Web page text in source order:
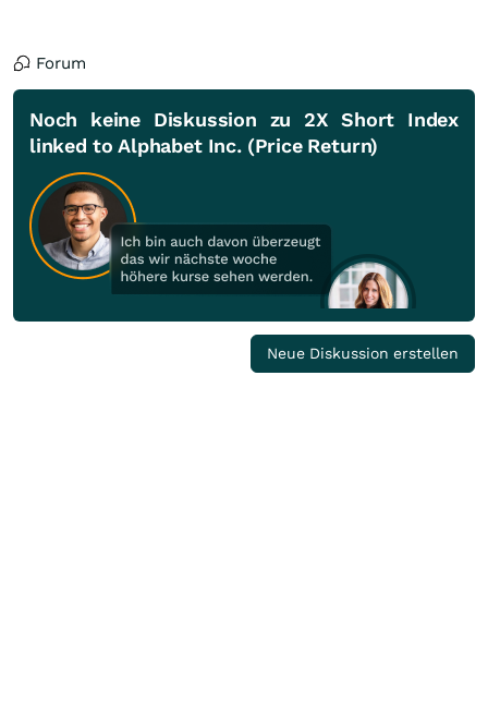
Forum
Noch keine Diskussion zu 2X Short Index
linked to Alphabet Inc. (Price Return)
Neue Diskussion erstellen